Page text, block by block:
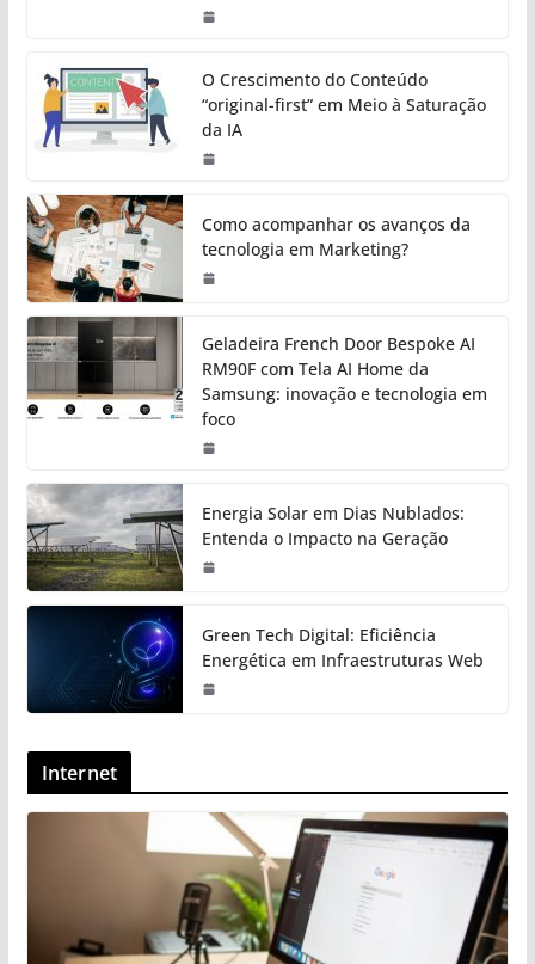
O Crescimento do Conteúdo
“original-first” em Meio à Saturação
da IA
Como acompanhar os avanços da
tecnologia em Marketing?
Geladeira French Door Bespoke AI
RM90F com Tela AI Home da
Samsung: inovação e tecnologia em
foco
Energia Solar em Dias Nublados:
Entenda o Impacto na Geração
Green Tech Digital: Eficiência
Energética em Infraestruturas Web
Internet